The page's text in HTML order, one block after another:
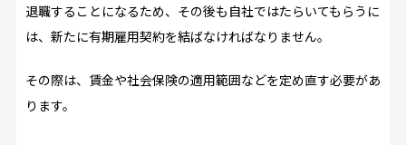
退職することになるため、その後も自社ではたらいてもらうに
は、新たに有期雇用契約を結ばなければなりません。
その際は、賃金や社会保険の適用範囲などを定め直す必要があ
ります。